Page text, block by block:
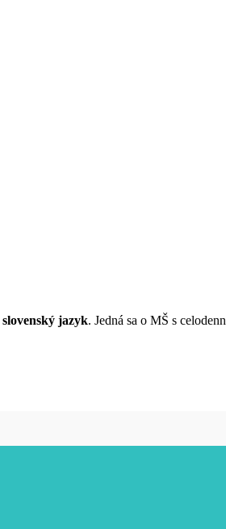
slovenský jazyk. Jedná sa o MŠ s